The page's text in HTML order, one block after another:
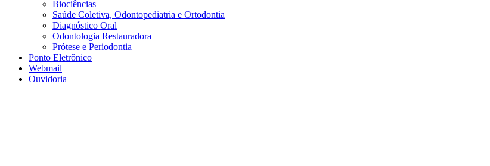
Biociências
Saúde Coletiva, Odontopediatria e Ortodontia
Diagnóstico Oral
Odontologia Restauradora
Prótese e Periodontia
Ponto Eletrônico
Webmail
Ouvidoria